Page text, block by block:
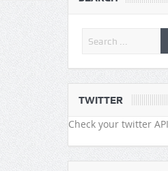
TWITTER
Check your twitter
किछौछा दरगाह: एक लाख
मौजूदगी में चेहल्लुम की
अपने घरों को लौटने लगे